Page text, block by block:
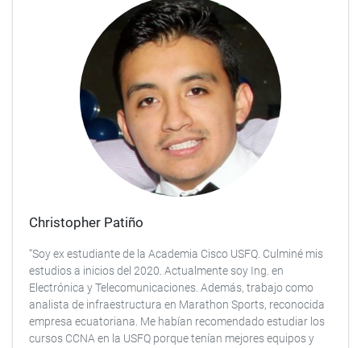
Christopher Patiño
“Soy ex estudiante de la Academia Cisco USFQ. Culminé mis
estudios a inicios del 2020. Actualmente soy Ing. en
Electrónica y Telecomunicaciones. Además, trabajo como
analista de infraestructura en Marathon Sports, reconocida
empresa ecuatoriana. Me habían recomendado estudiar los
cursos CCNA en la USFQ porque tenían mejores equipos y